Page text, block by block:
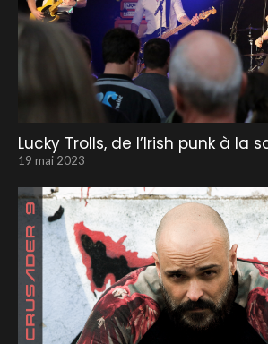
Lucky Trolls, de l’Irish punk à la
19 mai 2023